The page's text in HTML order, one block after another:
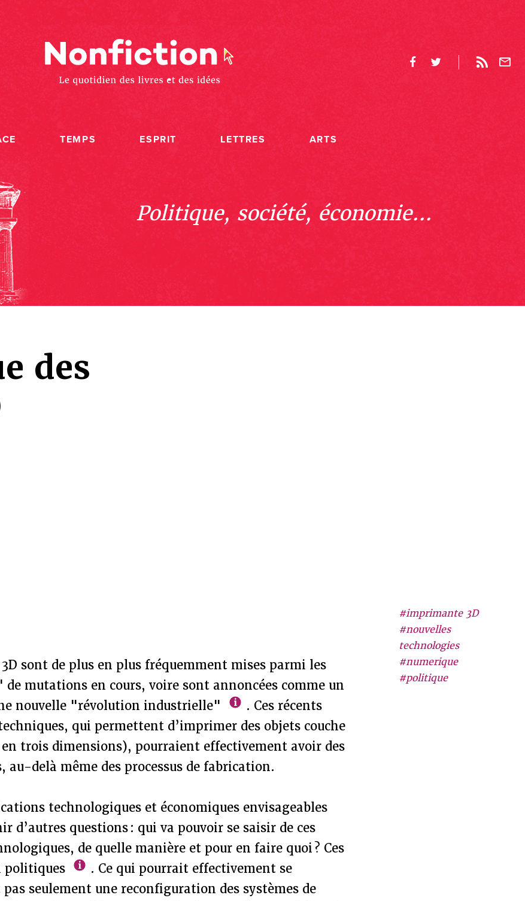
TEMPS ESPRIT LETTRES ARTS
Politique, société, économie...
des
#imprimante 3D
#nouvelles
technologies
#numerique
#politique
sont de plus en plus fréquemment mises parmi les
mutations en cours, voire sont annoncées comme un
nouvelle "révolution industrielle"
. Ces récents
qui permettent d’imprimer des objets couche
en trois dimensions), pourraient effectivement avoir des
delà même des processus de fabrication.
technologiques et économiques envisageables
d’autres questions : qui va pouvoir se saisir de ces
de quelle manière et pour en faire quoi ? Ces
politiques
. Ce qui pourrait effectivement se
pas seulement une reconfiguration des systèmes de